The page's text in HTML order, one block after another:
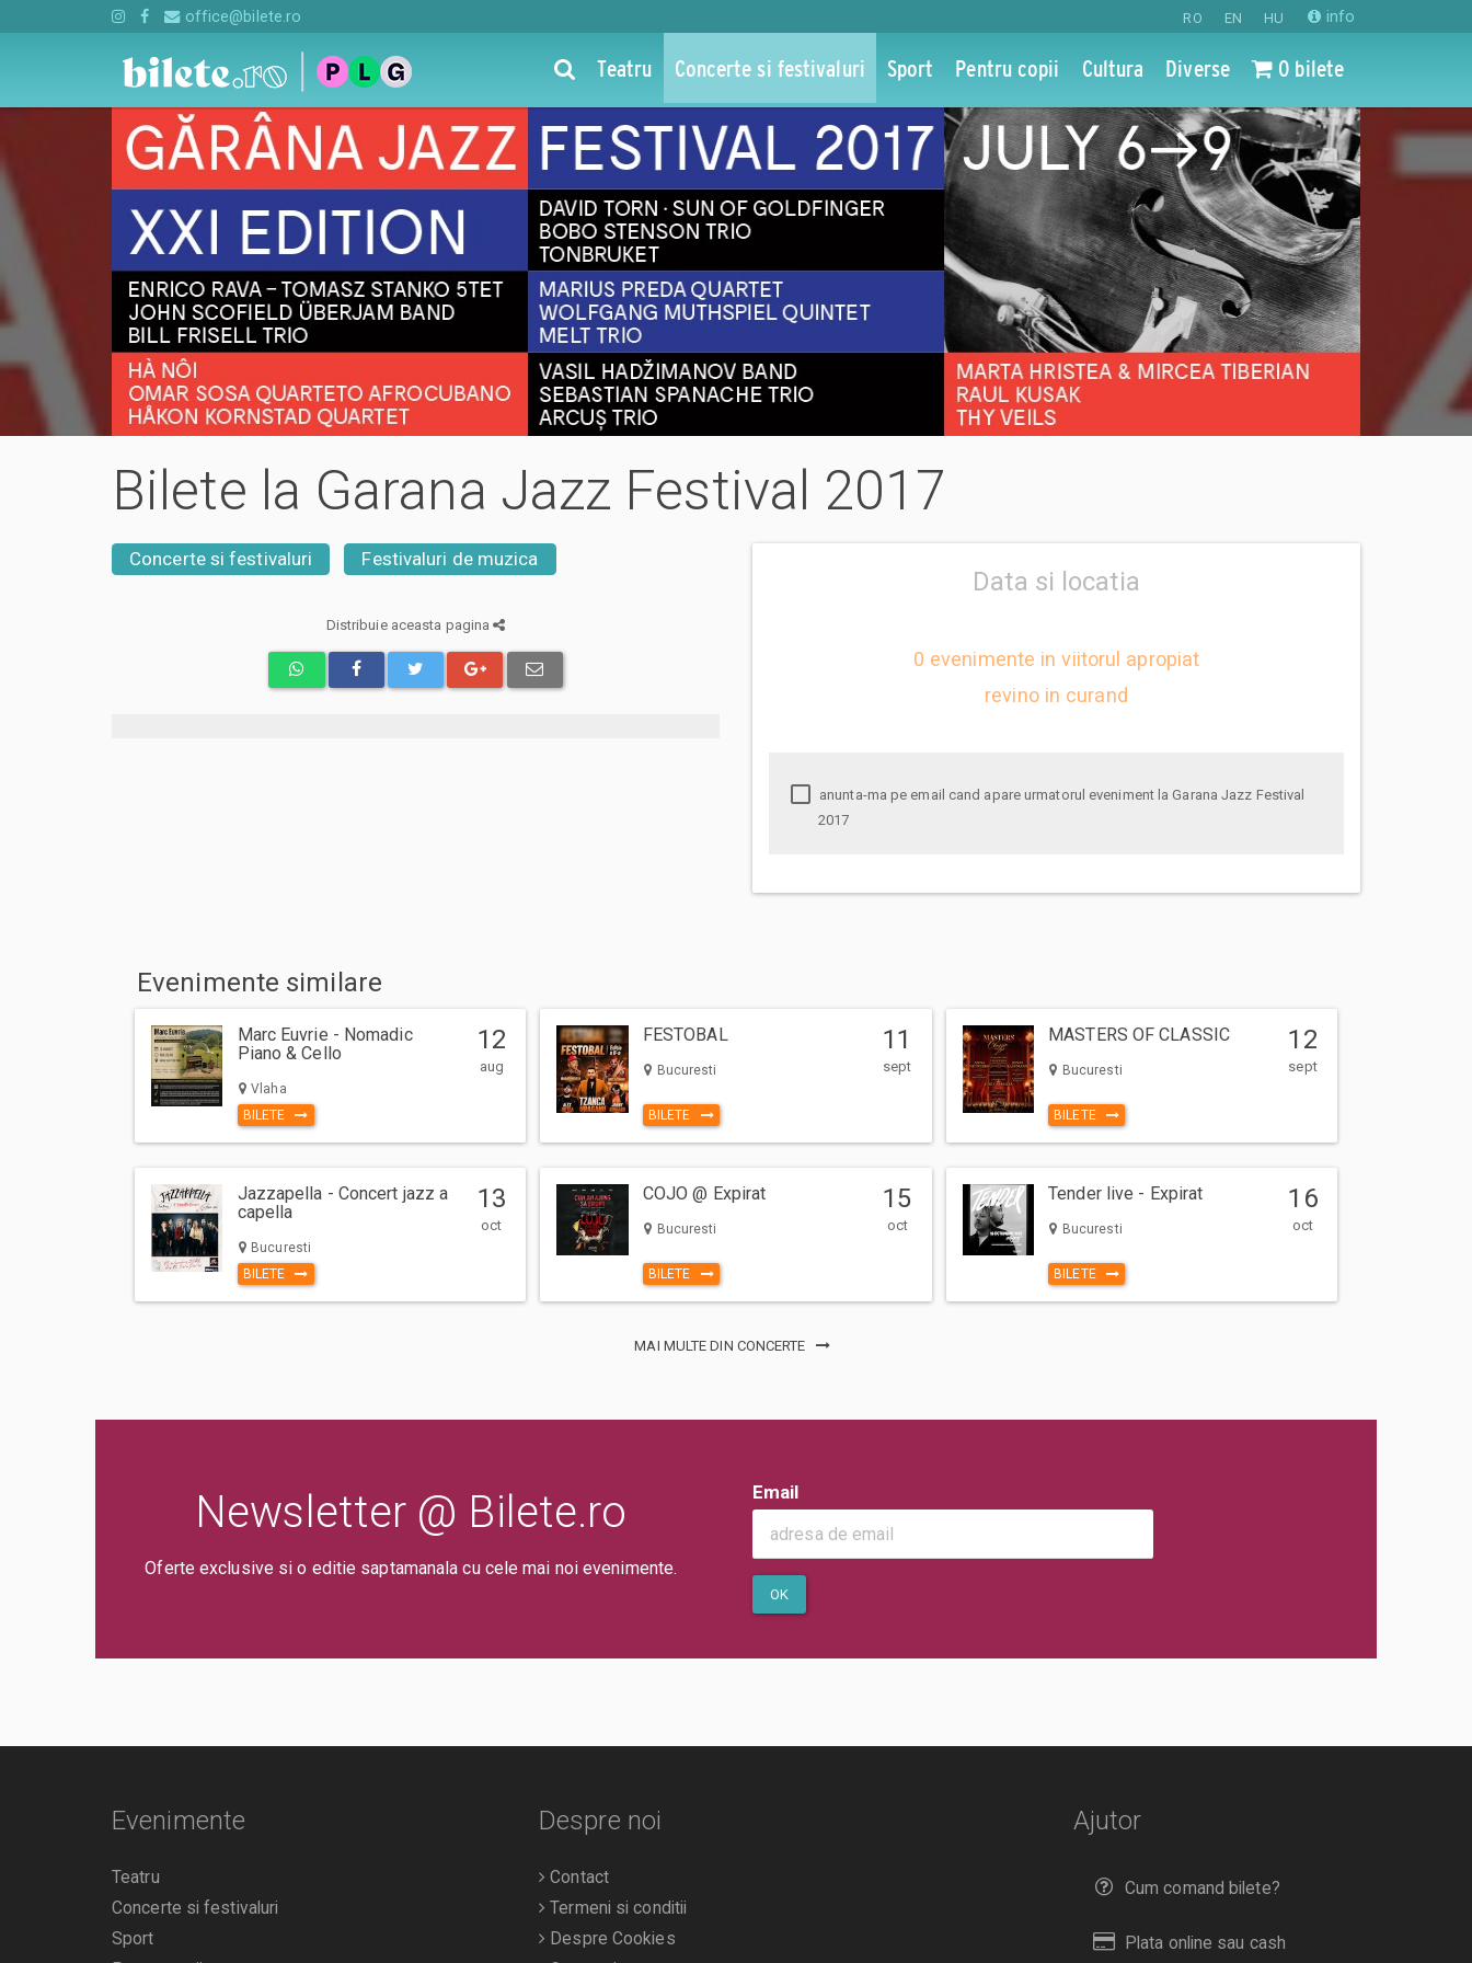
RO EN HU info
office@bilete.ro
Teatru Concerte si festivaluri Sport Pentru copii Cultura Diverse 0 bilete
Bilete la Garana Jazz Festival 2017
Concerte si festivaluri Festivaluri de muzica
Data si locatia
0 evenimente in viitorul apropiat
revino in curand
2017
Distribuie aceasta pagina
Evenimente similare
Marc Euvrie - Nomadic
Piano & Cello
Vlaha
BILETE
12
aug
FESTOBAL
Bucuresti
BILETE
11
sept
MASTERS OF CLASSIC
Bucuresti
BILETE
12
sept
Jazzapella - Concert jazz a
capella
Bucuresti
BILETE
13
oct
COJO @ Expirat
Bucuresti
BILETE
15
oct
Tender live - Expirat
Bucuresti
BILETE
16
oct
MAI MULTE DIN CONCERTE
Newsletter @ Bilete.ro
Oferte exclusive si o editie saptamanala cu cele mai noi evenimente.
Email
OK
Ajutor
Cum comand bilete?
Plata online sau cash
Evenimente
Teatru
Concerte si festivaluri
Sport
Despre noi
Contact
Termeni si conditii
Despre Cookies